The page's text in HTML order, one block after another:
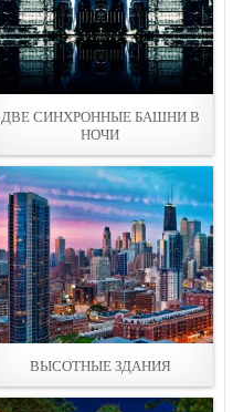
ДВЕ СИНХРОННЫЕ БАШНИ В
НОЧИ
ВЫСОТНЫЕ ЗДАНИЯ